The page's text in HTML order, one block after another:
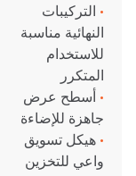
• التركيبات
النهائية مناسبة
للاستخدام
المتكرر
• أسطح عرض
جاهزة للإضاءة
• هيكل تسويق
واعي للتخزين